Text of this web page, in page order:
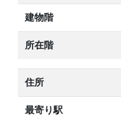
建物階
所在階
住所
最寄り駅